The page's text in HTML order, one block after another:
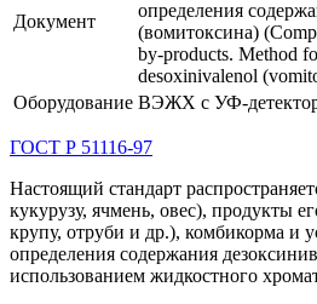
Документ
определения
(вомитоксина)
by-products. Method
desoxinivalenol
Оборудование ВЭЖХ с УФ-
ГОСТ Р 51116-97
Настоящий стандарт
кукурузу, ячмень, овес), продукты
крупу, отруби и др.), комбикорма и
определения содержания
использованием жидкостного